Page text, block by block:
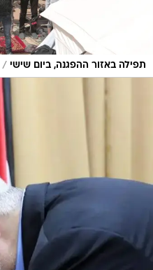
תפילה באזור ההפגנה, ביום שישי /